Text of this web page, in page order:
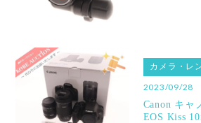
カメラ・レ
2023/09/28
Canon キャ
EOS Kiss